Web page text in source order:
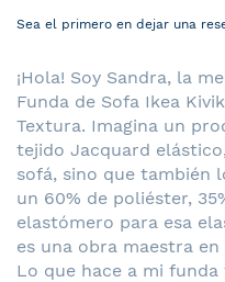
Sea el primero en dejar una
¡Hola! Soy Sandra, la
Funda de Sofa Ikea
Textura. Imagina un
tejido Jacquard
sofá, sino que también
un 60% de poliéster,
elastómero para esa
es una obra maestra en
Lo que hace a mi